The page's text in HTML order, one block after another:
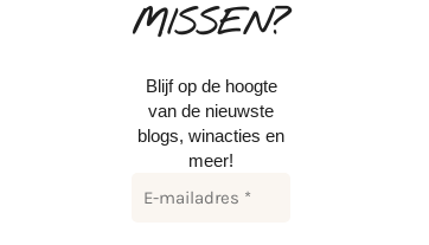
MISSEN?
Blijf op de hoogte
van de nieuwste
blogs, winacties en
meer!